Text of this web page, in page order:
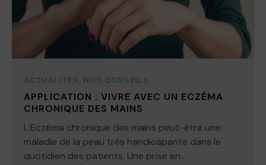
ACTUALITÉS, NOS CONSEILS
APPLICATION : VIVRE AVEC UN ECZÉMA
CHRONIQUE DES MAINS
L’Eczéma chronique des mains peut-être une
maladie de la peau très handicapante dans le
quotidien des patients. Une prise en...